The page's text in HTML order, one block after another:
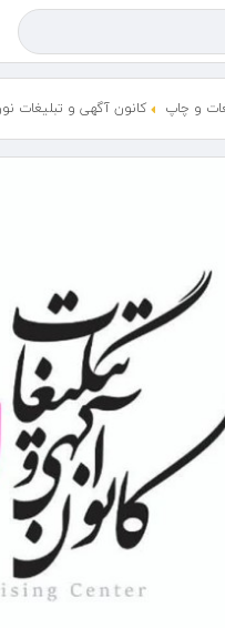
و چاپ کانون آگهی و تبلیغات